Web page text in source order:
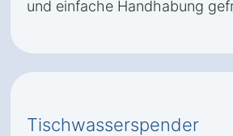
und einfache Handhabung
Tischwasserspender